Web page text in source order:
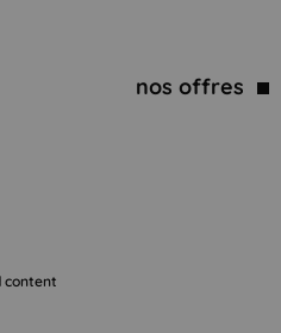
nos offres
content